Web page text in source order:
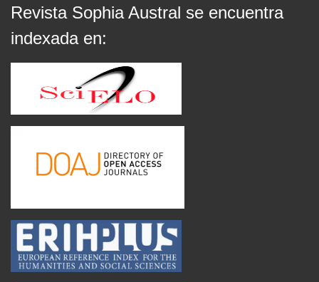
Revista Sophia Austral se encuentra
indexada en: